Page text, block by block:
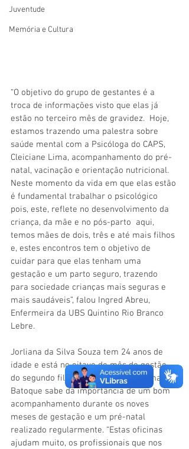
Juventude
Memória e Cultura
“O objetivo do grupo de gestantes é a
troca de informações visto que elas já
estão no terceiro mês de gravidez.  Hoje,
estamos trazendo uma palestra sobre
saúde mental com a Psicóloga do CAPS,
Cleiciane Lima, acompanhamento do pré-
natal, vacinação e orientação nutricional.
Neste momento da vida em que elas estão
é fundamental trabalhar o psicológico
pois, este, reflete no desenvolvimento da
criança, da mãe e no pós-parto  aqui,
temos mães de dois, três e até mais filhos
e, estes encontros tem o objetivo de
cuidar para que elas tenham uma
gestação e um parto seguro, trazendo
para sociedade crianças mais seguras e
mais saudáveis”, falou Ingred Abreu,
Enfermeira da UBS Quintino Rio Branco
Lebre.
Jorliana da Silva Souza tem 24 anos de
idade e está no oitavo do mês de gestão
do segundo filho. A moradora do Ramal do
Batoque sabe da importância de um bom
acompanhamento durante os noves
meses de gestação e um pré-natal
realizado regularmente. “Estas oficinas
ajudam muito, os profissionais que nos